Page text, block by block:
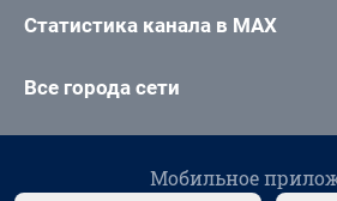
Статистика канала в MAX
Все города сети
Мобильное